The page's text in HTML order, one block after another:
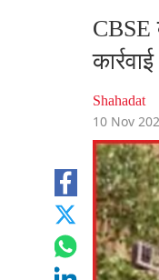
CBSE
Shahadat
10 Nov